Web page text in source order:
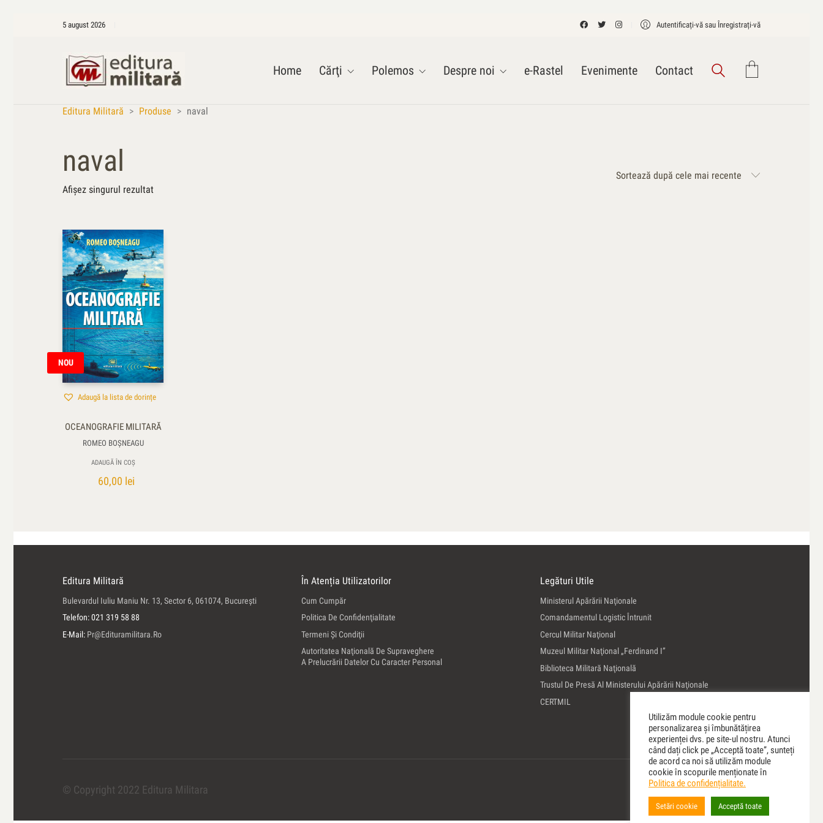
5 august 2026 Autentificați-vă sau Înregistrați-vă
Home Cărţi Polemos Despre noi e-Rastel Evenimente Contact
Editura Militară > Produse > naval
naval
Afișez singurul rezultat
Sortează după cele mai recente
NOU
Adaugă la lista de dorințe
OCEANOGRAFIE MILITARĂ
ROMEO BOȘNEAGU
ADAUGĂ ÎN COȘ
60,00 lei
Editura Militară
Bulevardul Iuliu Maniu Nr. 13, Sector 6, 061074, Bucureşti
Telefon: 021 319 58 88
E-Mail: Pr@edituramilitara.ro
În Atenția Utilizatorilor
Cum Cumpăr
Politica De Confidenţialitate
Termeni Şi Condiţii
Autoritatea Naţională De Supraveghere
A Prelucrării Datelor Cu Caracter Personal
Legături Utile
Ministerul Apărării Naţionale
Comandamentul Logistic Întrunit
Cercul Militar Naţional
Muzeul Militar Naţional „Ferdinand I”
Biblioteca Militară Naţională
Trustul De Presă Al Ministerului Apărării Naţionale
CERTMIL
© Copyright 2022 Editura Militara
Utilizăm module cookie pentru
personalizarea și îmbunătățirea
experienței dvs. pe site-ul nostru. Atunci
când dați click pe „Acceptă toate”, sunteți
de acord ca noi să utilizăm module
cookie în scopurile menționate în
Politica de confidențialitate.
Setări cookie Acceptă toate